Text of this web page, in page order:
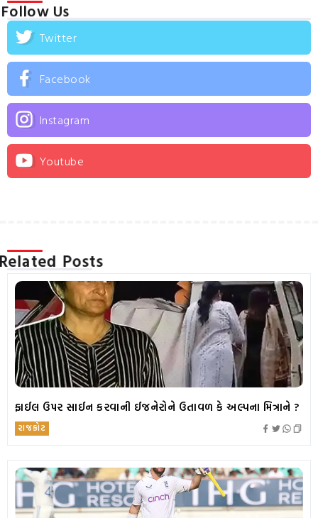
Follow Us
Twitter
Facebook
Instagram
Youtube
Related Posts
ફાઈલ ઉપર સાઈન કરવાની ઈજનેરોને ઉતાવળ કે અલ્પના મિત્રાને ?
રાજકોટ